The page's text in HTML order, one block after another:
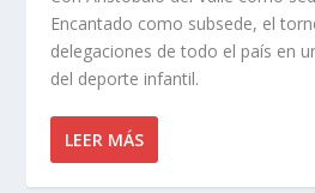
Encantado como subsede, el
delegaciones de todo el país en
del deporte infantil.
LEER MÁS